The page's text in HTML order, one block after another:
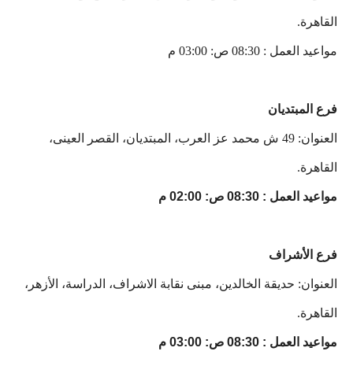
القاهرة.
مواعيد العمل : 08:30 ص: 03:00 م
فرع المبتديان
العنوان: 49 ش محمد عز العرب، المبتديان، القصر العينى،
القاهرة.
مواعيد العمل : 08:30 ص: 02:00 م
فرع الأشراف
العنوان: حديقة الخالدين، مبنى نقابة الاشراف، الدراسة، الأزهر،
القاهرة.
مواعيد العمل : 08:30 ص: 03:00 م